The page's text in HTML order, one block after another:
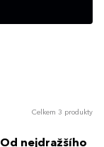
Celkem 3 produkty
Od nejdražšího